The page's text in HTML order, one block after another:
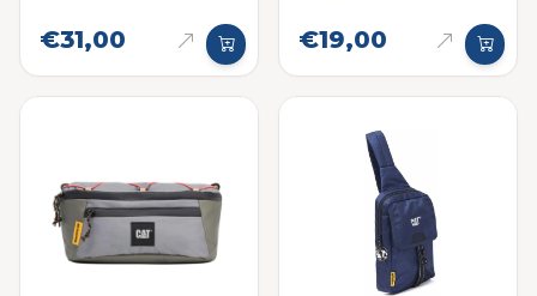
€31,00 €19,00